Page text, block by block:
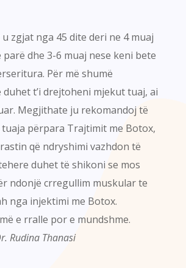
zgjat nga 45 dite deri ne 4 muaj
dhe 3-6 muaj nese keni bete
Për më shumë
t’i drejtoheni mjekut tuaj, ai
Megjithate ju rekomandoj të
përpara Trajtimit me Botox,
që ndryshimi vazhdon të
duhet të shikoni se mos
ndonjë crregullim muskular te
nga injektimi me Botox.
e rralle por e mundshme.
Rudina Thanasi